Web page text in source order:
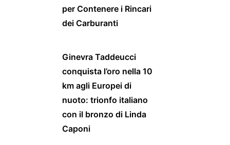
per Contenere i Rincari
dei Carburanti
Ginevra Taddeucci
conquista l’oro nella 10
km agli Europei di
nuoto: trionfo italiano
con il bronzo di Linda
Caponi